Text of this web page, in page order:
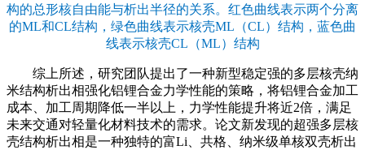
构的总形核自由能与析出半径的关系。红色曲线表示两个分离
的ML和CL结构，绿色曲线表示核壳ML（CL）结构，蓝色曲
线表示核壳CL（ML）结构
综上所述，研究团队提出了一种新型稳定强的多层核壳纳
米结构析出相强化铝锂合金力学性能的策略，将铝锂合金加工
成本、加工周期降低一半以上，力学性能提升将近2倍，满足
未来交通对轻量化材料技术的需求。论文新发现的超强多层核
壳结构析出相是一种独特的富Li、共格、纳米级单核双壳析出